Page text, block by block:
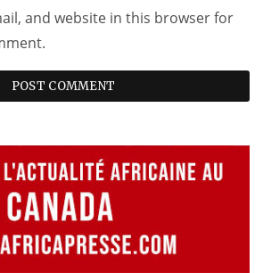
and website in this browser for